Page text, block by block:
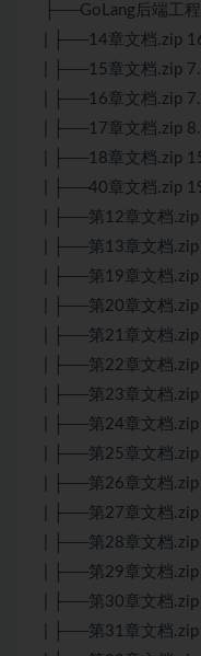
├──GoLang后端工
| ├──14章文档.zip
| ├──15章文档.zip
| ├──16章文档.zip
| ├──17章文档.zip
| ├──18章文档.zip
| ├──40章文档.zip
| ├──第12章文档
| ├──第13章文档
| ├──第19章文档
| ├──第20章文档
| ├──第21章文档
| ├──第22章文档
| ├──第23章文档
| ├──第24章文档
| ├──第25章文档
| ├──第26章文档
| ├──第27章文档
| ├──第28章文档
| ├──第29章文档
| ├──第30章文档
| ├──第31章文档